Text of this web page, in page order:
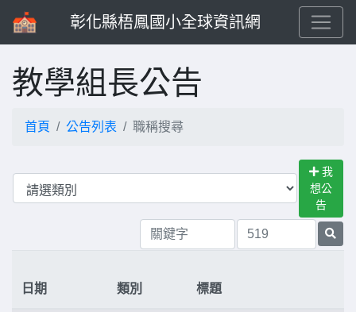
彰化縣梧鳳國小全球資訊網
教學組長公告
首頁 公告列表 職稱搜尋
我
想公
告
日期 類別 標題